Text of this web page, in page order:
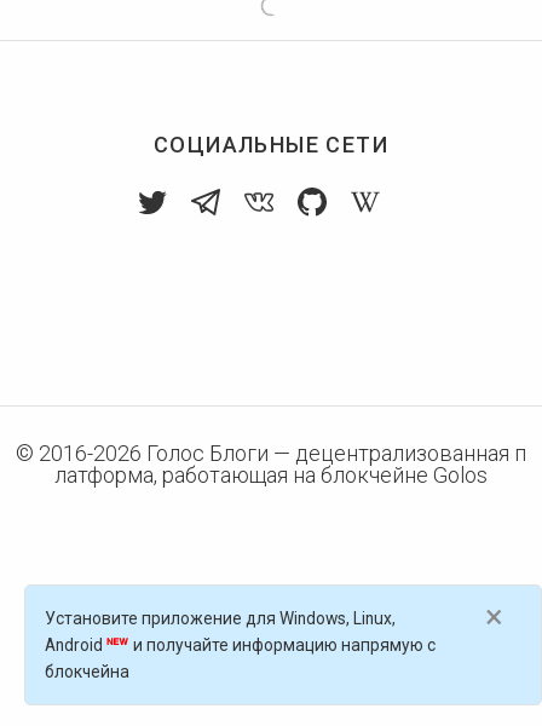
СОЦИАЛЬНЫЕ СЕТИ
© 2016-2026 Голос Блоги — децентрализованная п
латформа, работающая на блокчейне Golos
×
Установите приложение для Windows, Linux,
Android
и получайте информацию напрямую с
блокчейна